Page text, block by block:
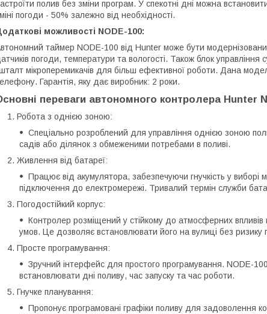
полив без зміни програм. У спекотні дні можна
погоди - 50% залежно від необхідності.
можливості NODE-100:
таймер NODE-100 від Hunter може бути
погоди, температури та вологості. Також блок
мікроперемикачів для більш ефективної роботи. Дана
Гарантія, яку дає виробник: 2 роки.
переваги автономного контролера Hunter
Робота з однією зоною:
Спеціально розроблений для управління однією зоною
садів або ділянок з обмеженими потребами в поливі.
Живлення від батареї:
Працює від акумулятора, забезпечуючи гнучкість у виборі
підключення до електромережі. Тривалий термін служби
Погодостійкий корпус:
Контролер розміщений у стійкому до атмосферних
умов. Це дозволяє встановлювати його на вулиці без
Просте програмування:
Зручний інтерфейс для простого програмування. NODE-
встановлювати дні поливу, час запуску та час роботи.
Гнучке планування:
Пропонує програмовані графіки поливу для задоволення